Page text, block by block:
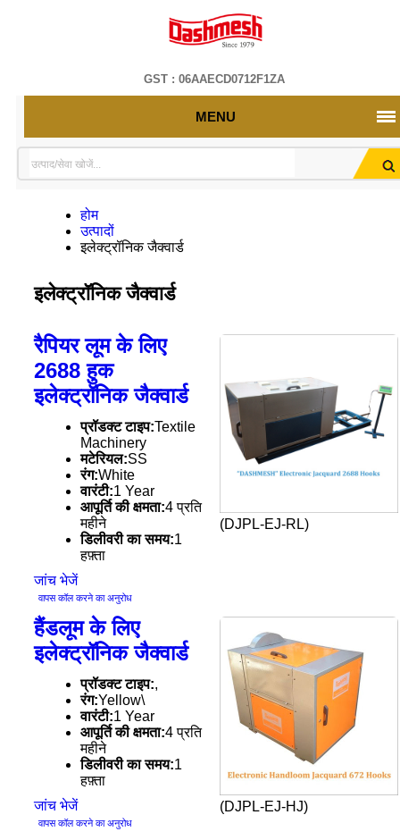
GST : 06AAECD0712F1ZA
MENU
होम
उत्पादों
इलेक्ट्रॉनिक जैक्वार्ड
इलेक्ट्रॉनिक जैक्वार्ड
(DJPL-EJ-RL)
रैपियर लूम के लिए
2688 हुक
इलेक्ट्रॉनिक जैक्वार्ड
प्रॉडक्ट टाइप:Textile
Machinery
मटेरियल:SS
रंग:White
वारंटी:1 Year
आपूर्ति की क्षमता:4 प्रति
महीने
डिलीवरी का समय:1
हफ़्ता
जांच भेजें
वापस कॉल करने का अनुरोध
(DJPL-EJ-HJ)
हैंडलूम के लिए
इलेक्ट्रॉनिक जैक्वार्ड
प्रॉडक्ट टाइप:,
रंग:Yellow\
वारंटी:1 Year
आपूर्ति की क्षमता:4 प्रति
महीने
डिलीवरी का समय:1
हफ़्ता
जांच भेजें
वापस कॉल करने का अनुरोध